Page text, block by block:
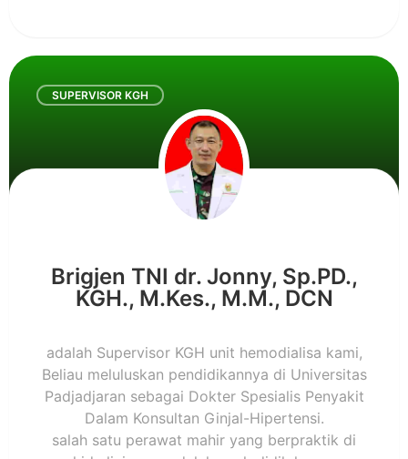
SUPERVISOR KGH
Brigjen TNI dr. Jonny, Sp.PD.,
KGH., M.Kes., M.M., DCN
adalah Supervisor KGH unit hemodialisa kami,
Beliau meluluskan pendidikannya di Universitas
Padjadjaran sebagai Dokter Spesialis Penyakit
Dalam Konsultan Ginjal-Hipertensi.
salah satu perawat mahir yang berpraktik di